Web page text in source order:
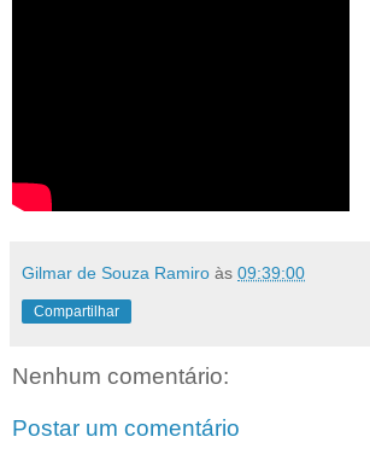
Gilmar de Souza Ramiro às 09:39:00
Compartilhar
Nenhum comentário:
Postar um comentário